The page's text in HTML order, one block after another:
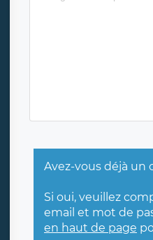
Avez-vous déjà un
Si oui, veuillez
email et mot de
en haut de page